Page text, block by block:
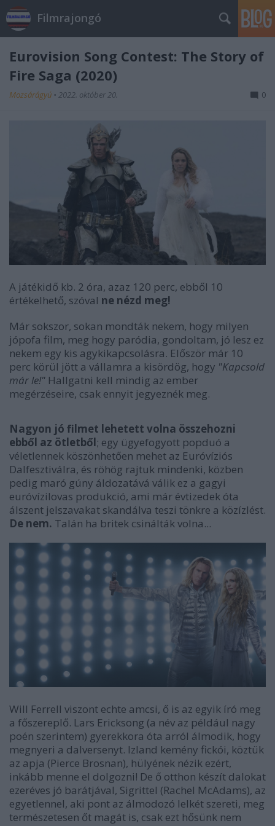
Filmrajongó
Eurovision Song Contest: The Story of
Fire Saga (2020)
Mozsárágyú • 2022. október 20. 0
A játékidő kb. 2 óra, azaz 120 perc, ebből 10
értékelhető, szóval ne nézd meg!
Már sokszor, sokan mondták nekem, hogy milyen
jópofa film, meg hogy paródia, gondoltam, jó lesz ez
nekem egy kis agykikapcsolásra. Először már 10
perc körül jött a vállamra a kisördög, hogy "Kapcsold
már le!" Hallgatni kell mindig az ember
megérzéseire, csak ennyit jegyeznék meg.
Nagyon jó filmet lehetett volna összehozni
ebből az ötletből; egy ügyefogyott popduó a
véletlennek köszönhetően mehet az Euróvíziós
Dalfesztiválra, és röhög rajtuk mindenki, közben
pedig maró gúny áldozatává válik ez a gagyi
euróvízilovas produkció, ami már évtizedek óta
álszent jelszavakat skandálva teszi tönkre a közízlést.
De nem. Talán ha britek csinálták volna...
Will Ferrell viszont echte amcsi, ő is az egyik író meg
a főszereplő. Lars Ericksong (a név az például nagy
poén szerintem) gyerekkora óta arról álmodik, hogy
megnyeri a dalversenyt. Izland kemény fickói, köztük
az apja (Pierce Brosnan), hülyének nézik ezért,
inkább menne el dolgozni! De ő otthon készít dalokat
ezeréves jó barátjával, Sigrittel (Rachel McAdams), az
egyetlennel, aki pont az álmodozó lelkét szereti, meg
természetesen őt magát is, csak ezt hősünk nem